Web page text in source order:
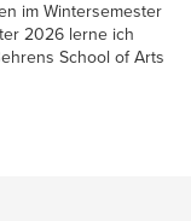
im Wintersemester
2026 lerne ich
School of Arts